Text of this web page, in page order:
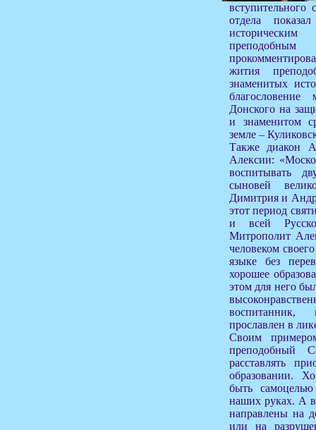
вступительного
отдела
жития
знаменитых
благословение
Донского на
и знаменитом
земле –
Также диакон
Алексии:
воспитывать
сыновей
Димитрия и
этот период
и всей
Митрополит
человеком
языке без
хорошее
этом для него
прославлен в
Своим
преподобный
расставлять
образовании.
быть
наших руках. А
направлены на
или на